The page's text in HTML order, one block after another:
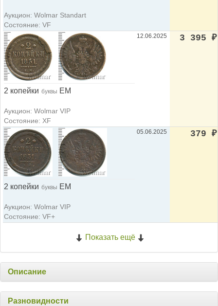
Аукцион: Wolmar Standart
Состояние: VF
2 копейки буквы ЕМ
Аукцион: Wolmar VIP
Состояние: XF
12.06.2025 3 395 ₽
2 копейки буквы ЕМ
Аукцион: Wolmar VIP
Состояние: VF+
05.06.2025 379 ₽
Показать ещё
Описание
Разновидности